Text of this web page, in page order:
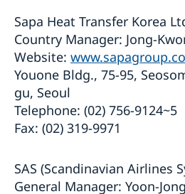
Sapa Heat Transfer Korea
Country Manager: Jong-
Website:
Youone Bldg., 75-95,
gu, Seoul
Telephone: (02) 756-9124~5
Fax: (02) 319-9971
SAS (Scandinavian Airlines
General Manager: Yoon-